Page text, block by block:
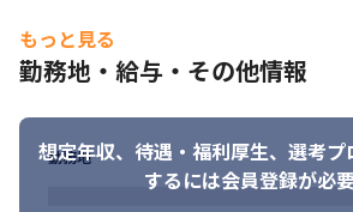
ア”としての視座が手に入ります
・内製化1期生として、0→1を完遂する経験
の決断が会社のスタンダードになります
∟自身の職務経歴書において武器となる、
理し、理想のアーキテクチャを構築する経験
・「言われたものを作る」のではなく、ユ
長にコミットできる方
・ フロントエンドからインフラまで、モダ
レンジしたい方
もっと見る
勤務地・給与・その他情報
想定年収、待遇・福利厚生、 選考プ
するには会員登録が必
勤務地